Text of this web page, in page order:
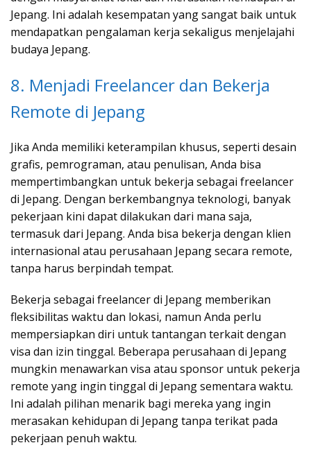
Jepang. Ini adalah kesempatan yang sangat baik untuk
mendapatkan pengalaman kerja sekaligus menjelajahi
budaya Jepang.
8. Menjadi Freelancer dan Bekerja
Remote di Jepang
Jika Anda memiliki keterampilan khusus, seperti desain
grafis, pemrograman, atau penulisan, Anda bisa
mempertimbangkan untuk bekerja sebagai freelancer
di Jepang. Dengan berkembangnya teknologi, banyak
pekerjaan kini dapat dilakukan dari mana saja,
termasuk dari Jepang. Anda bisa bekerja dengan klien
internasional atau perusahaan Jepang secara remote,
tanpa harus berpindah tempat.
Bekerja sebagai freelancer di Jepang memberikan
fleksibilitas waktu dan lokasi, namun Anda perlu
mempersiapkan diri untuk tantangan terkait dengan
visa dan izin tinggal. Beberapa perusahaan di Jepang
mungkin menawarkan visa atau sponsor untuk pekerja
remote yang ingin tinggal di Jepang sementara waktu.
Ini adalah pilihan menarik bagi mereka yang ingin
merasakan kehidupan di Jepang tanpa terikat pada
pekerjaan penuh waktu.